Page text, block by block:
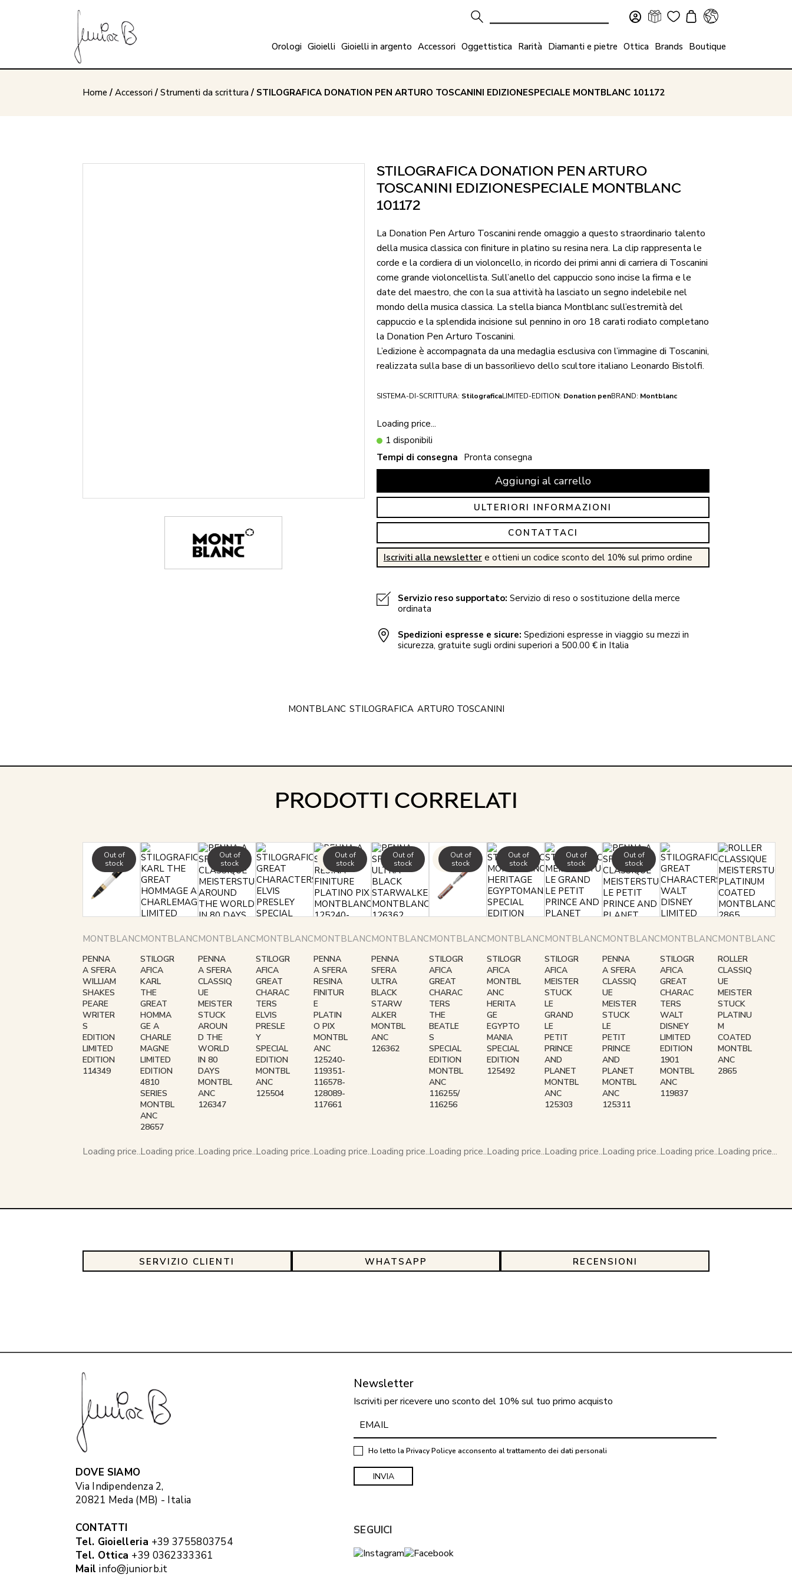
Orologi Gioielli Gioielli in argento Accessori Oggettistica Rarità Diamanti e pietre Ottica Brands Boutique
Home / Accessori/ Strumenti da scrittura/ STILOGRAFICA DONATION PEN ARTURO TOSCANINI EDIZIONESPECIALE MONTBLANC 101172
STILOGRAFICA DONATION PEN ARTURO
TOSCANINI EDIZIONESPECIALE MONTBLANC
101172
La Donation Pen Arturo Toscanini rende omaggio a questo straordinario talento
della musica classica con finiture in platino su resina nera. La clip rappresenta le
corde e la cordiera di un violoncello, in ricordo dei primi anni di carriera di Toscanini
come grande violoncellista. Sull’anello del cappuccio sono incise la firma e le
date del maestro, che con la sua attività ha lasciato un segno indelebile nel
mondo della musica classica. La stella bianca Montblanc sull’estremità del
cappuccio e la splendida incisione sul pennino in oro 18 carati rodiato completano
la Donation Pen Arturo Toscanini.
L’edizione è accompagnata da una medaglia esclusiva con l’immagine di Toscanini,
realizzata sulla base di un bassorilievo dello scultore italiano Leonardo Bistolfi.
SISTEMA-DI-SCRITTURA: StilograficaLIMITED-EDITION: Donation penBRAND: Montblanc
Loading price...
1 disponibili
Tempi di consegna Pronta consegna
Aggiungi al carrello
ULTERIORI INFORMAZIONI
CONTATTACI
Iscriviti alla newslettere ottieni un codice sconto del 10% sul primo ordine
Servizio reso supportato: Servizio di reso o sostituzione della merce
ordinata
Spedizioni espresse e sicure: Spedizioni espresse in viaggio su mezzi in
sicurezza, gratuite sugli ordini superiori a 500.00 € in Italia
MONTBLANC STILOGRAFICA ARTURO TOSCANINI
PRODOTTI CORRELATI
MONTBLANC
Out of
stock
PENNA
A SFERA
WILLIAM
SHAKES
PEARE
WRITER
S
EDITION
LIMITED
EDITION
114349
Loading price...
MONTBLANC
STILOGR
AFICA
KARL
THE
GREAT
HOMMA
GE A
CHARLE
MAGNE
LIMITED
EDITION
4810
SERIES
MONTBL
ANC
28657
Loading price...
MONTBLANC
Out of
stock
PENNA
A SFERA
CLASSIQ
UE
MEISTER
STUCK
AROUN
D THE
WORLD
IN 80
DAYS
MONTBL
ANC
126347
Loading price...
MONTBLANC
STILOGR
AFICA
GREAT
CHARAC
TERS
ELVIS
PRESLE
Y
SPECIAL
EDITION
MONTBL
ANC
125504
Loading price...
+4
MONTBLANC
Out of
stock
PENNA
A SFERA
RESINA
FINITUR
E
PLATIN
O PIX
MONTBL
ANC
125240-
119351-
116578-
128089-
117661
Loading price...
MONTBLANC
Out of
stock
PENNA
SFERA
ULTRA
BLACK
STARW
ALKER
MONTBL
ANC
126362
Loading price...
+2
MONTBLANC
Out of
stock
STILOGR
AFICA
GREAT
CHARAC
TERS
THE
BEATLE
S
SPECIAL
EDITION
MONTBL
ANC
116255/
116256
Loading price...
MONTBLANC
Out of
stock
STILOGR
AFICA
MONTBL
ANC
HERITA
GE
EGYPTO
MANIA
SPECIAL
EDITION
125492
Loading price...
MONTBLANC
Out of
stock
STILOGR
AFICA
MEISTER
STUCK
LE
GRAND
LE
PETIT
PRINCE
AND
PLANET
MONTBL
ANC
125303
Loading price...
MONTBLANC
Out of
stock
PENNA
A SFERA
CLASSIQ
UE
MEISTER
STUCK
LE
PETIT
PRINCE
AND
PLANET
MONTBL
ANC
125311
Loading price...
MONTBLANC
STILOGR
AFICA
GREAT
CHARAC
TERS
WALT
DISNEY
LIMITED
EDITION
1901
MONTBL
ANC
119837
Loading price...
MONTBLANC
ROLLER
CLASSIQ
UE
MEISTER
STUCK
PLATINU
M
COATED
MONTBL
ANC
2865
Loading price...
SERVIZIO CLIENTI WHATSAPP RECENSIONI
DOVE SIAMO
Via Indipendenza 2,
20821 Meda (MB) - Italia
CONTATTI
Tel. Gioielleria +39 3755803754
Tel. Ottica +39 0362333361
Mail info@juniorb.it
Newsletter
Iscriviti per ricevere uno sconto del 10% sul tuo primo acquisto
Ho letto laPrivacy Policye acconsento al trattamento dei dati personali
SEGUICI